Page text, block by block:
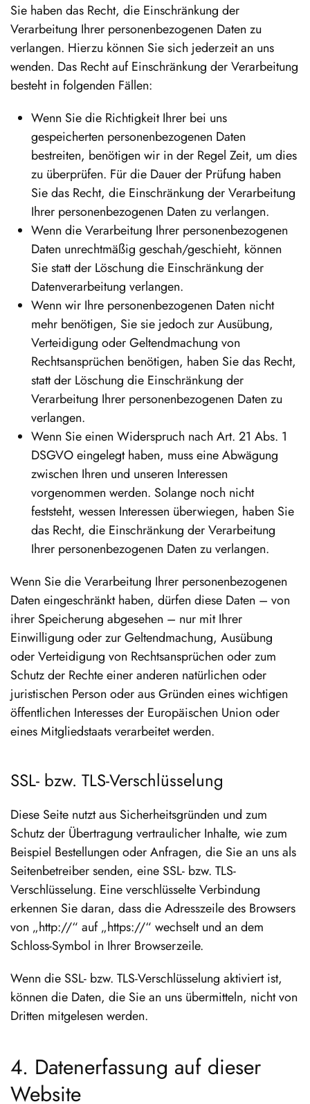
Sie haben das Recht, die Einschränkung der
Verarbeitung Ihrer personenbezogenen Daten zu
verlangen. Hierzu können Sie sich jederzeit an uns
wenden. Das Recht auf Einschränkung der Verarbeitung
besteht in folgenden Fällen:
Wenn Sie die Richtigkeit Ihrer bei uns
gespeicherten personenbezogenen Daten
bestreiten, benötigen wir in der Regel Zeit, um dies
zu überprüfen. Für die Dauer der Prüfung haben
Sie das Recht, die Einschränkung der Verarbeitung
Ihrer personenbezogenen Daten zu verlangen.
Wenn die Verarbeitung Ihrer personenbezogenen
Daten unrechtmäßig geschah/geschieht, können
Sie statt der Löschung die Einschränkung der
Datenverarbeitung verlangen.
Wenn wir Ihre personenbezogenen Daten nicht
mehr benötigen, Sie sie jedoch zur Ausübung,
Verteidigung oder Geltendmachung von
Rechtsansprüchen benötigen, haben Sie das Recht,
statt der Löschung die Einschränkung der
Verarbeitung Ihrer personenbezogenen Daten zu
verlangen.
Wenn Sie einen Widerspruch nach Art. 21 Abs. 1
DSGVO eingelegt haben, muss eine Abwägung
zwischen Ihren und unseren Interessen
vorgenommen werden. Solange noch nicht
feststeht, wessen Interessen überwiegen, haben Sie
das Recht, die Einschränkung der Verarbeitung
Ihrer personenbezogenen Daten zu verlangen.
Wenn Sie die Verarbeitung Ihrer personenbezogenen
Daten eingeschränkt haben, dürfen diese Daten – von
ihrer Speicherung abgesehen – nur mit Ihrer
Einwilligung oder zur Geltendmachung, Ausübung
oder Verteidigung von Rechtsansprüchen oder zum
Schutz der Rechte einer anderen natürlichen oder
juristischen Person oder aus Gründen eines wichtigen
öffentlichen Interesses der Europäischen Union oder
eines Mitgliedstaats verarbeitet werden.
SSL- bzw. TLS-Verschlüsselung
Diese Seite nutzt aus Sicherheitsgründen und zum
Schutz der Übertragung vertraulicher Inhalte, wie zum
Beispiel Bestellungen oder Anfragen, die Sie an uns als
Seitenbetreiber senden, eine SSL- bzw. TLS-
Verschlüsselung. Eine verschlüsselte Verbindung
erkennen Sie daran, dass die Adresszeile des Browsers
von „http://“ auf „https://“ wechselt und an dem
Schloss-Symbol in Ihrer Browserzeile.
Wenn die SSL- bzw. TLS-Verschlüsselung aktiviert ist,
können die Daten, die Sie an uns übermitteln, nicht von
Dritten mitgelesen werden.
4. Datenerfassung auf dieser
Website